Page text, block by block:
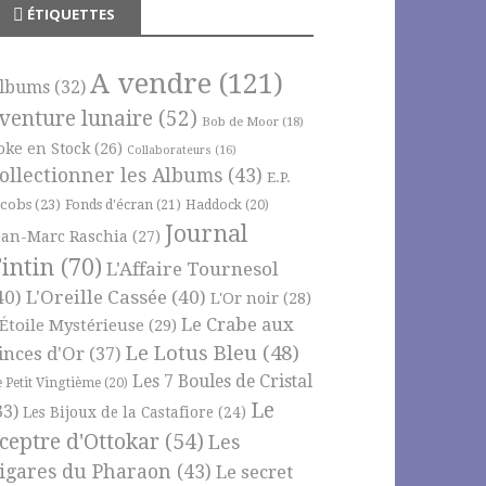
ÉTIQUETTES
(32) A vendre (121)
lunaire (52) Bob de Moor (18)
en Stock(26) Collaborateurs (16)
les Albums (43) E.P.
(23) Fonds d'écran (21) Haddock (20)
Marc Raschia (27) Journal
(70) L'Affaire Tournesol
L'Oreille Cassée (40) L'Or noir (28)
Mystérieuse (29) Le Crabe aux
d'Or (37) Le Lotus Bleu (48)
Petit Vingtième (20) Les 7 Boules de Cristal
Les Bijoux de la Castafiore (24) Le
d'Ottokar (54) Les
du Pharaon (43) Le secret